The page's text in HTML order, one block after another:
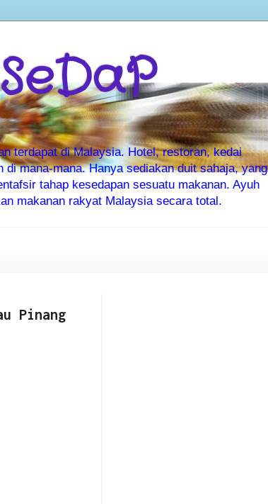
terdapat di Malaysia. Hotel, restoran, kedai
mana-mana. Hanya sediakan duit sahaja, yang
tahap kesedapan sesuatu makanan. Ayuh
makanan rakyat Malaysia secara total.
Pinang